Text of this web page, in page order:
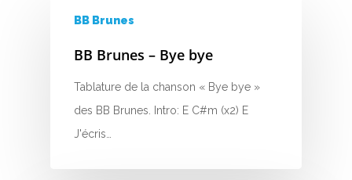
BB Brunes
BB Brunes – Bye bye
Tablature de la chanson « Bye bye »
des BB Brunes. Intro: E C#m (x2) E
J'écris…